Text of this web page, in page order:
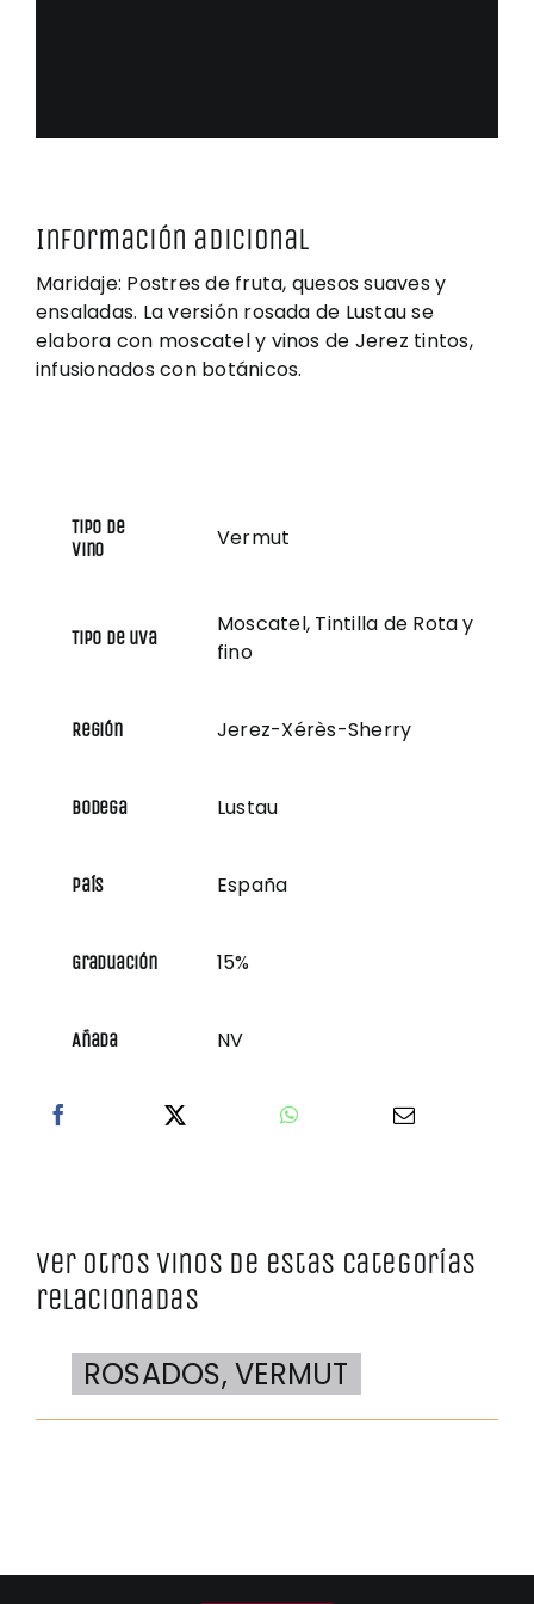
Información adicional
Maridaje: Postres de fruta, quesos suaves y
ensaladas. La versión rosada de Lustau se
elabora con moscatel y vinos de Jerez tintos,
infusionados con botánicos.
Tipo de
vino
Vermut
Tipo de uva
Moscatel, Tintilla de Rota y
fino
Región Jerez-Xérès-Sherry
Bodega Lustau
País España
Graduación 15%
Añada NV
Ver otros vinos de estas categorías
relacionadas
ROSADOS,VERMUT